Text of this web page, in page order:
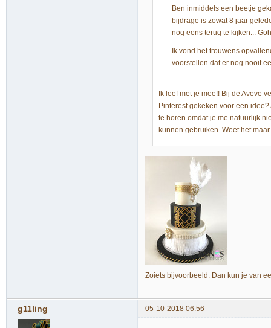
Ben inmiddels een beetje
bijdrage is zowat 8 jaar
nog eens terug te kijken...
Ik vond het trouwens
voorstellen dat er nog nooit
Ik leef met je mee!! Bij de Aveve
Pinterest gekeken voor een
te horen omdat je me natuurlijk
kunnen gebruiken. Weet het
Zoiets bijvoorbeeld. Dan kun je van
g11ling 05-10-2018 06:56